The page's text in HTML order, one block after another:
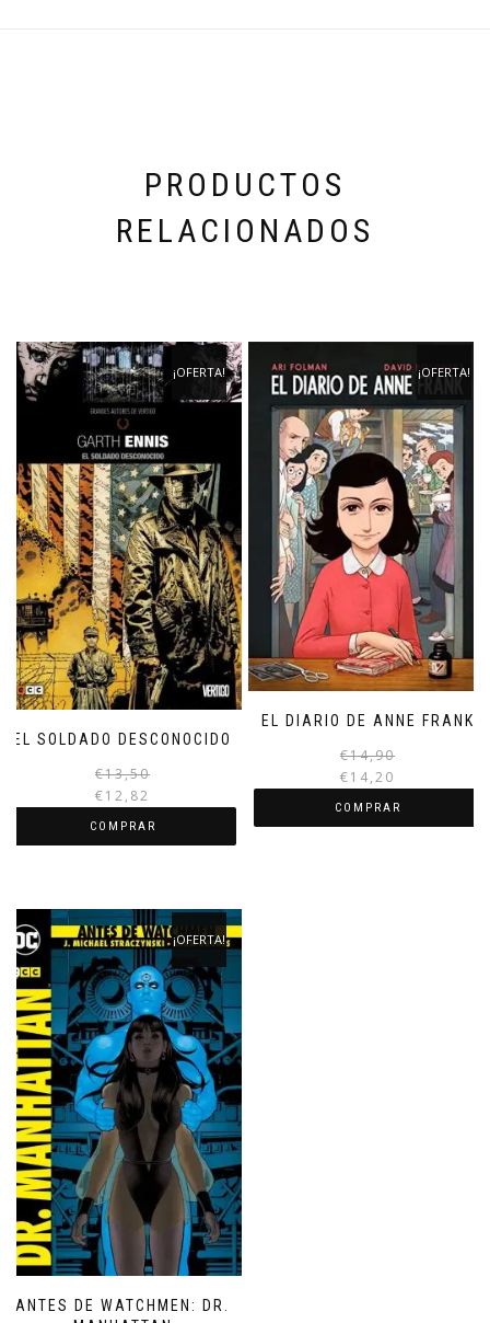
PRODUCTOS
RELACIONADOS
EL SOLDADO DESCONOCIDO
¡OFERTA!
€13,50
precio
€12,82
precio
COMPRAR
EL DIARIO DE ANNE FRANK
¡OFERTA!
€14,90
€14,20
COMPRAR
ANTES DE WATCHMEN: DR.
¡OFERTA!